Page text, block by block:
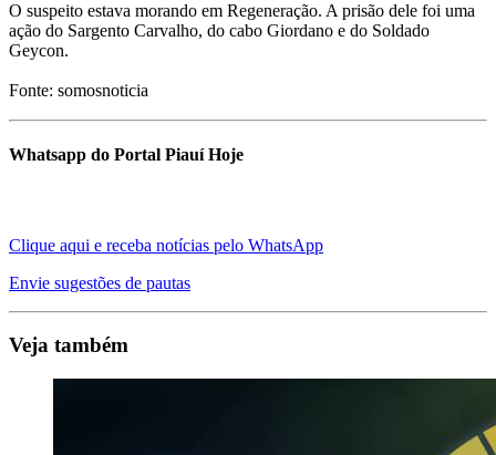
O suspeito estava morando em Regeneração. A prisão dele foi uma
ação do Sargento Carvalho, do cabo Giordano e do Soldado
Geycon.
Fonte: somosnoticia
Whatsapp do Portal Piauí Hoje
Clique aqui e receba notícias pelo WhatsApp
Envie sugestões de pautas
Veja também